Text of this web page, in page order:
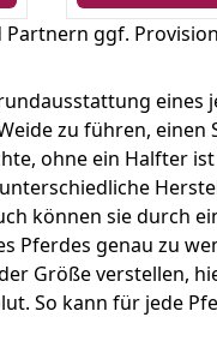
Partnern ggf.
eines
zu führen, einen
ohne ein Halfter
können sie durch
Pferdes genau zu
Größe verstellen,
So kann für jede